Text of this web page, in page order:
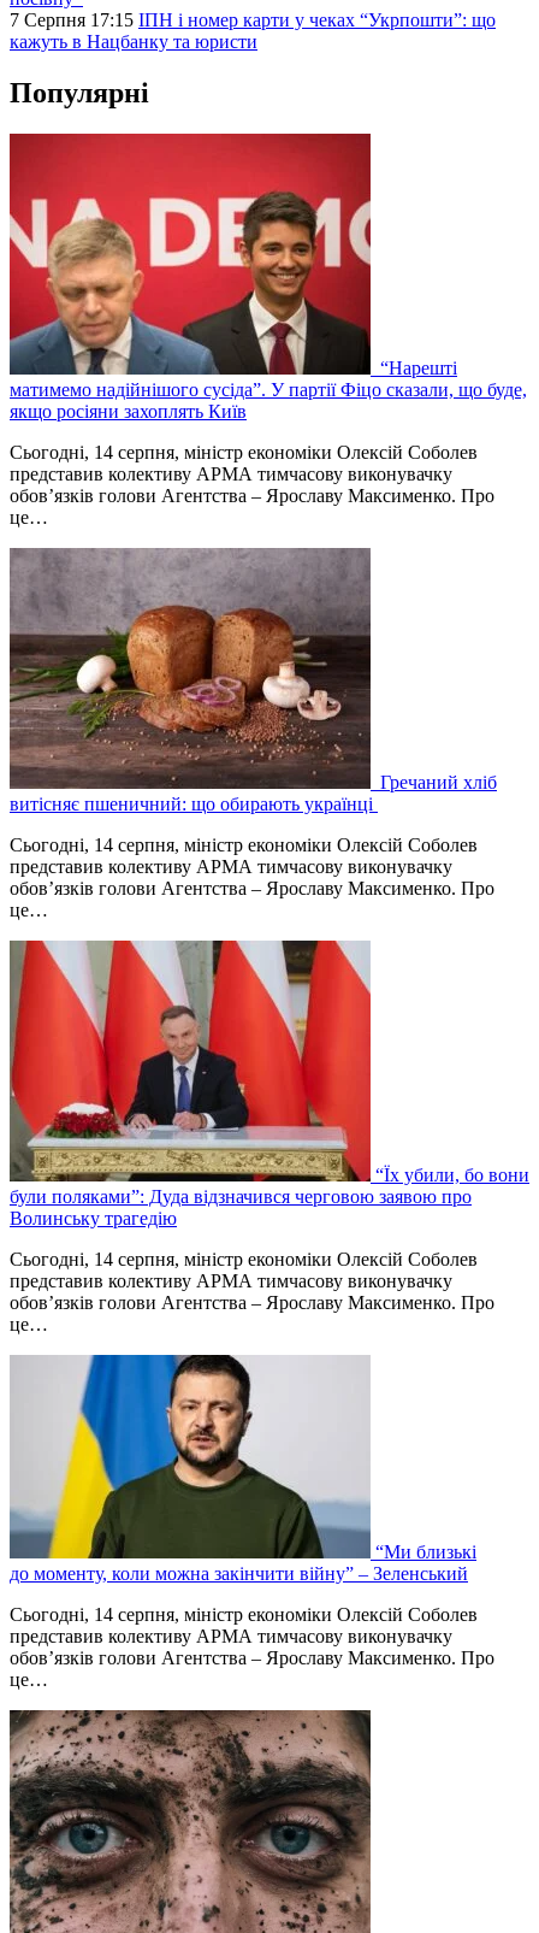
7 Серпня 17:15 ІПН і номер карти у чеках “Укрпошти”: що
кажуть в Нацбанку та юристи
Популярні
“Нарешті
матимемо надійнішого сусіда”. У партії Фіцо сказали, що буде,
якщо росіяни захоплять Київ
Сьогодні, 14 серпня, міністр економіки Олексій Соболев
представив колективу АРМА тимчасову виконувачку
обов’язків голови Агентства – Ярославу Максименко. Про
це…
Гречаний хліб
витісняє пшеничний: що обирають українці
Сьогодні, 14 серпня, міністр економіки Олексій Соболев
представив колективу АРМА тимчасову виконувачку
обов’язків голови Агентства – Ярославу Максименко. Про
це…
“Їх убили, бо вони
були поляками”: Дуда відзначився черговою заявою про
Волинську трагедію
Сьогодні, 14 серпня, міністр економіки Олексій Соболев
представив колективу АРМА тимчасову виконувачку
обов’язків голови Агентства – Ярославу Максименко. Про
це…
“Ми близькі
до моменту, коли можна закінчити війну” – Зеленський
Сьогодні, 14 серпня, міністр економіки Олексій Соболев
представив колективу АРМА тимчасову виконувачку
обов’язків голови Агентства – Ярославу Максименко. Про
це…